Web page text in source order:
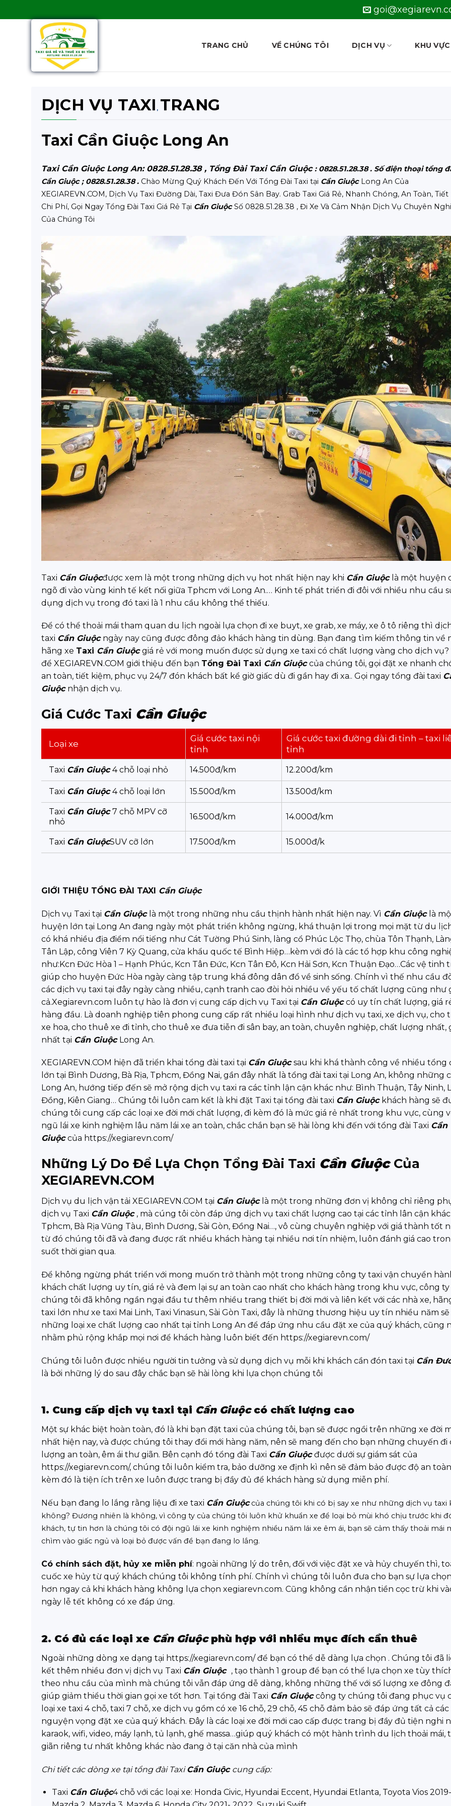
to
TRANG CHỦ VỀ CHÚNG TÔI DỊCH VỤ KHU
DỊCH VỤ TAXI , TRANG
Taxi Cần Giuộc Long An
Taxi Cần Giuộc Long An: 0828.51.28.38 , Tổng Đài Taxi Cần Giuộc: 0828.51.28.38 . Số điện thoại tổng
Cần Giuộc; 0828.51.28.38 . Chào Mừng Quý Khách Đến Với Tổng Đài Taxi tại Cần Giuộc Long An Của
XEGIAREVN.COM, Dịch Vụ Taxi Đường Dài, Taxi Đưa Đón Sân Bay. Grab Taxi Giá Rẻ, Nhanh Chóng, An Toàn,
Chi Phí, Gọi Ngay Tổng Đài Taxi Giá Rẻ Tại Cần Giuộc Số 0828.51.28.38 , Đi Xe Và Cảm Nhận Dịch Vụ Chuyên
Của Chúng Tôi
Taxi Cần Giuộcđược xem là một trong những dịch vụ hot nhất hiện nay khi Cần Giuộc là một huyện
ngõ đi vào vùng kinh tế kết nối giữa Tphcm với Long An.… Kinh tế phát triển đi đôi với nhiều nhu cầu
dụng dịch vụ trong đó taxi là 1 nhu cầu không thể thiếu.
Để có thể thoải mái tham quan du lịch ngoài lựa chọn đi xe buyt, xe grab, xe máy, xe ô tô riêng thì
taxi Cần Giuộc ngày nay cũng được đông đảo khách hàng tin dùng. Bạn đang tìm kiếm thông tin về
hãng xe Taxi Cần Giuộc giá rẻ với mong muốn được sử dụng xe taxi có chất lượng vàng cho dịch vụ?
để XEGIAREVN.COM giới thiệu đến bạn Tổng Đài Taxi Cần Giuộc của chúng tôi, gọi đặt xe nhanh
an toàn, tiết kiệm, phục vụ 24/7 đón khách bất kể giờ giấc dù đi gần hay đi xa.. Gọi ngay tổng đài taxi
Giuộc nhận dịch vụ.
Giá Cước Taxi Cần Giuộc
Loại xe
Giá cước taxi nội
tỉnh
Giá cước taxi đường dài đi tỉnh – taxi
tỉnh
Taxi Cần Giuộc4 chỗ loại nhỏ 14.500đ/km 12.200đ/km
Taxi Cần Giuộc 4 chỗ loại lớn 15.500đ/km 13.500đ/km
Taxi Cần Giuộc 7 chỗ MPV cỡ
nhỏ
16.500đ/km 14.000đ/km
Taxi Cần GiuộcSUV cỡ lớn 17.500đ/km 15.000đ/k
GIỚI THIỆU TỔNG ĐÀI TAXI Cần Giuộc
Dịch vụ Taxi tại Cần Giuộc là một trong những nhu cầu thịnh hành nhất hiện nay. Vì Cần Giuộc là
huyện lớn tại Long An đang ngày một phát triển không ngừng, khá thuận lợi trong mọi mặt từ du
có khá nhiều địa điểm nổi tiếng như Cát Tường Phú Sinh, làng cổ Phúc Lộc Thọ, chùa Tôn Thạnh,
Tân Lập, công Viên 7 Kỳ Quang, cửa khẩu quốc tế Bình Hiệp…kèm với đó là các tổ hợp khu công
như:Kcn Đức Hòa 1 – Hạnh Phúc, Kcn Tân Đức, Kcn Tân Đô, Kcn Hải Sơn, Kcn Thuận Đạo…Các vệ tinh
giúp cho huyện Đức Hòa ngày càng tập trung khá đông dân đổ về sinh sống. Chính vì thế nhu cầu
các dịch vụ taxi tại đây ngày càng nhiều, cạnh tranh cao đòi hỏi nhiều về yếu tố chất lượng cũng như
cả.Xegiarevn.com luôn tự hào là đơn vị cung cấp dịch vụ Taxi tại Cần Giuộc có uy tín chất lượng, giá
hàng đầu. Là doanh nghiệp tiên phong cung cấp rất nhiều loại hình như dịch vụ taxi, xe dịch vụ, cho
xe hoa, cho thuê xe đi tỉnh, cho thuê xe đưa tiễn đi sân bay, an toàn, chuyên nghiệp, chất lượng nhất,
nhất tại Cần Giuộc Long An.
XEGIAREVN.COM hiện đã triển khai tổng đài taxi tại Cần Giuộc sau khi khá thành công về nhiều tổng
lớn tại Bình Dương, Bà Rịa, Tphcm, Đồng Nai, gần đây nhất là tổng đài taxi tại Long An, không những
Long An, hướng tiếp đến sẽ mở rộng dịch vụ taxi ra các tỉnh lận cận khác như: Bình Thuận, Tây Ninh,
Đồng, Kiên Giang… Chúng tôi luôn cam kết là khi đặt Taxi tại tổng đài taxi Cần Giuộc khách hàng sẽ
chúng tôi cung cấp các loại xe đời mới chất lượng, đi kèm đó là mức giá rẻ nhất trong khu vực, cùng
ngũ lái xe kinh nghiệm lâu năm lái xe an toàn, chắc chắn bạn sẽ hài lòng khi đến với tổng đài Taxi Cần
Giuộc của https://xegiarevn.com/
Những Lý Do Để Lựa Chọn Tổng Đài Taxi Cần Giuộc Của
XEGIAREVN.COM
Dịch vụ du lịch vận tải XEGIAREVN.COM tại Cần Giuộc là một trong những đơn vị không chỉ riêng
dịch vụ Taxi Cần Giuộc , mà cúng tôi còn đáp ứng dịch vụ taxi chất lượng cao tại các tỉnh lân cận
Tphcm, Bà Rịa Vũng Tàu, Bình Dương, Sài Gòn, Đồng Nai…, vô cùng chuyên nghiệp với giá thành tốt
từ đó chúng tôi đã và đang được rất nhiều khách hàng tại nhiều nơi tín nhiệm, luôn đánh giá cao
suốt thời gian qua.
Để không ngừng phát triển với mong muốn trở thành một trong những công ty taxi vận chuyển
khách chất lượng uy tín, giá rẻ và đem lại sự an toàn cao nhất cho khách hàng trong khu vực, công ty
chúng tôi đã không ngần ngại đầu tư thêm nhiều trang thiết bị đời mới và liên kết với các nhà xe,
taxi lớn như xe taxi Mai Linh, Taxi Vinasun, Sài Gòn Taxi, đây là những thương hiệu uy tín nhiều năm sẽ
những loại xe chất lượng cao nhất tại tỉnh Long An để đáp ứng nhu cầu đặt xe của quý khách, cũng
nhằm phủ rộng khắp mọi nơi để khách hàng luôn biết đến https://xegiarevn.com/
Chúng tôi luôn được nhiều người tin tưởng và sử dụng dịch vụ mỗi khi khách cần đón taxi tại Cần
là bởi những lý do sau đây chắc bạn sẽ hài lòng khi lựa chọn chúng tôi
1. Cung cấp dịch vụ taxi tại Cần Giuộc có chất lượng cao
Một sự khác biệt hoàn toàn, đó là khi bạn đặt taxi của chúng tôi, bạn sẽ được ngồi trên những xe đời
nhất hiện nay, và được chúng tôi thay đổi mới hàng năm, nên sẽ mang đến cho bạn những chuyến đi
lượng an toàn, êm ái thư giãn. Bên cạnh đó tổng đài Taxi Cần Giuộc được dưới sự giám sát của
https://xegiarevn.com/, chúng tôi luôn kiểm tra, bảo dưỡng xe định kì nên sẽ đảm bảo được độ an
kèm đó là tiện ích trên xe luôn được trang bị đầy đủ để khách hàng sử dụng miễn phí.
Nếu bạn đang lo lắng rằng liệu đi xe taxi Cần Giuộc của chúng tôi khi có bị say xe như những dịch vụ taxi
không? Đương nhiên là không, vì công ty của chúng tôi luôn khử khuẩn xe để loại bỏ mùi khó chịu trước khi
khách, tự tin hơn là chúng tôi có đội ngũ lái xe kinh nghiệm nhiều năm lái xe êm ái, bạn sẽ cảm thấy thoải mái
chìm vào giấc ngủ và loại bỏ được vấn đề bạn đang lo lắng.
Có chính sách đặt, hủy xe miễn phí: ngoài những lý do trên, đối với việc đặt xe và hủy chuyến thì,
cuốc xe hủy từ quý khách chúng tôi không tính phí. Chính vì chúng tôi luôn đưa cho bạn sự lựa
hơn ngay cả khi khách hàng không lựa chọn xegiarevn.com. Cũng không cần nhận tiền cọc trừ khi
ngày lễ tết không có xe đáp ứng.
2. Có đủ các loại xe Cần Giuộc phù hợp với nhiều mục đích cần thuê
Ngoài những dòng xe dạng tại https://xegiarevn.com/ để bạn có thể dễ dàng lựa chọn . Chúng tôi đã
kết thêm nhiều đơn vị dịch vụ Taxi Cần Giuộc , tạo thành 1 group để bạn có thể lựa chọn xe tùy
theo nhu cầu của mình mà chúng tôi vẫn đáp ứng dễ dàng, không những thế với số lượng xe đông
giúp giảm thiểu thời gian gọi xe tốt hơn. Tại tổng đài Taxi Cần Giuộc công ty chúng tôi đang phục vụ
loại xe taxi 4 chỗ, taxi 7 chỗ, xe dịch vụ gồm có xe 16 chỗ, 29 chỗ, 45 chỗ đảm bảo sẽ đáp ứng tất cả các
nguyện vọng đặt xe của quý khách. Đây là các loại xe đời mới cao cấp được trang bị đầy đủ tiện nghi
karaok, wifi, video, máy lạnh, tủ lạnh, ghế massa…giúp quý khách có một hành trình du lịch thoải mái,
giãn riêng tư nhất không khác nào đang ở tại căn nhà của mình
Chi tiết các dòng xe tại tổng đài TaxiCần Giuộc cung cấp:
Taxi Cần Giuộc4 chỗ với các loại xe: Honda Civic, Hyundai Eccent, Hyundai Etlanta, Toyota Vios